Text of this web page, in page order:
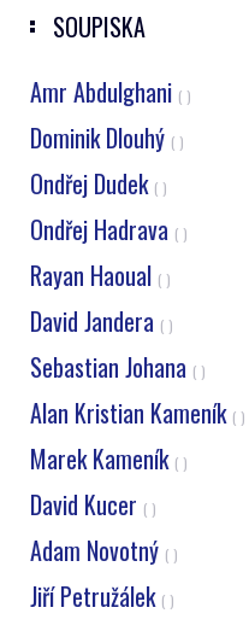
SOUPISKA
Amr Abdulghani ( )
Dominik Dlouhý ( )
Ondřej Dudek ( )
Ondřej Hadrava ( )
Rayan Haoual ( )
David Jandera ( )
Sebastian Johana ( )
Alan Kristian Kameník ( )
Marek Kameník ( )
David Kucer ( )
Adam Novotný ( )
Jiří Petružálek ( )